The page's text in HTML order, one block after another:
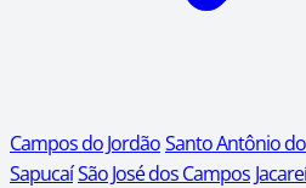
Campos do JordãoSanto Antônio
SapucaíSão José dos Campos Jacareí